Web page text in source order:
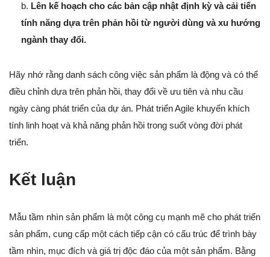
b. Lên kế hoạch cho các bản cập nhật định kỳ và cải tiến
tính năng dựa trên phản hồi từ người dùng và xu hướng
ngành thay đổi.
Hãy nhớ rằng danh sách công việc sản phẩm là động và có thể
điều chỉnh dựa trên phản hồi, thay đổi về ưu tiên và nhu cầu
ngày càng phát triển của dự án. Phát triển Agile khuyến khích
tính linh hoạt và khả năng phản hồi trong suốt vòng đời phát
triển.
Kết luận
Mẫu tầm nhìn sản phẩm là một công cụ mạnh mẽ cho phát triển
sản phẩm, cung cấp một cách tiếp cận có cấu trúc để trình bày
tầm nhìn, mục đích và giá trị độc đáo của một sản phẩm. Bằng